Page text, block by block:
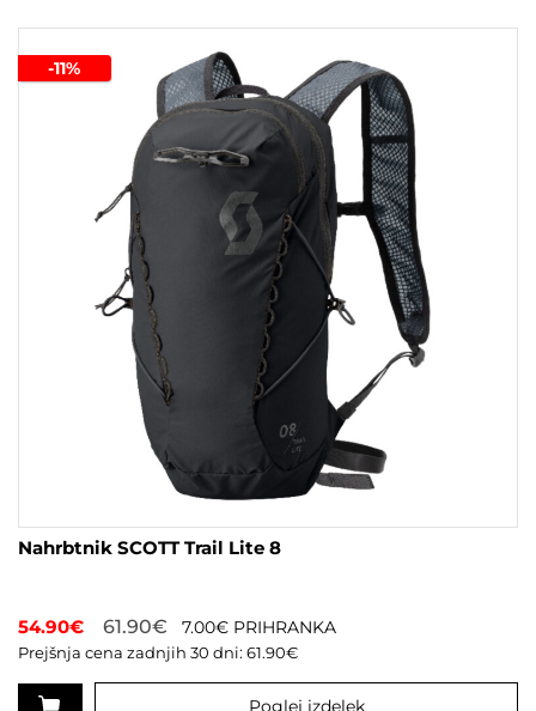
-11%
Nahrbtnik SCOTT Trail Lite 8
54.90€ 61.90€ 7.00€ PRIHRANKA
Prejšnja cena zadnjih 30 dni: 61.90€
Poglej izdelek